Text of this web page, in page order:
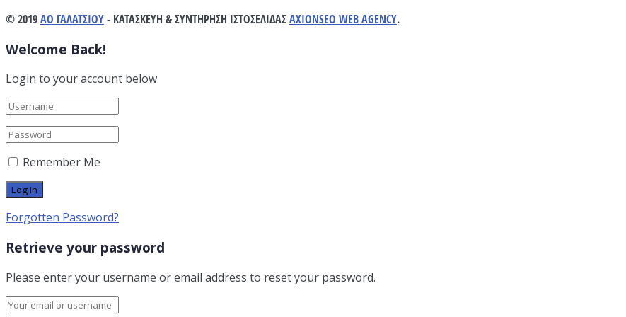
© 2019ΑΟ ΓΑΛΑΤΣΙΟΥ- ΚΑΤΑΣΚΕΥΗ & ΣΥΝΤΗΡΗΣΗ ΙΣΤΟΣΕΛΙΔΑΣAXIONSEO WEB AGENCY.
Welcome Back!
Login to your account below
Remember Me
Forgotten Password?
Retrieve your password
Please enter your username or email address to reset your password.